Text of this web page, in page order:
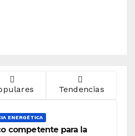
Tendencias
ENERGÉTICA
competente para la